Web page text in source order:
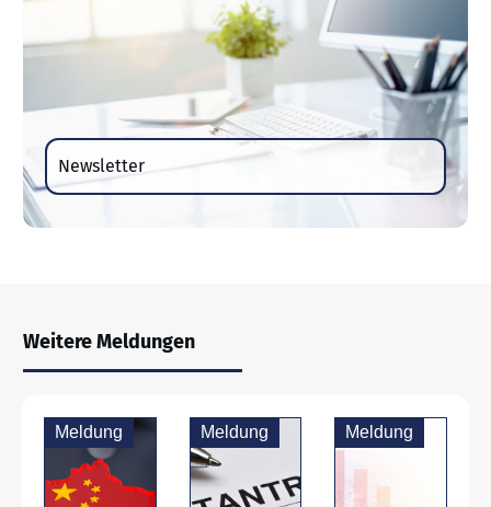
Newsletter
Weitere Meldungen
Meldung Meldung Meldung